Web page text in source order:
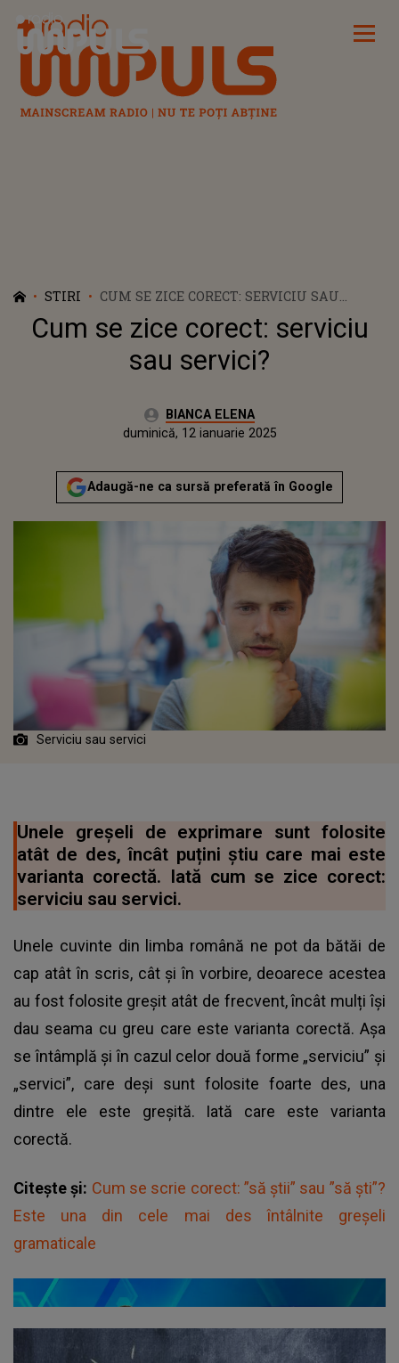
Radio Impuls
STIRI
CUM SE ZICE CORECT: SERVICIU SAU
SERVICI?
Cum se zice corect: serviciu
sau servici?
Autor:BIANCA ELENA
vineri, 12 ianuarie 2024Actualizat:
duminică, 12 ianuarie 2025
Adaugă-ne ca sursă preferată în Google
Serviciu sau servici
Unele greșeli de exprimare sunt folosite
atât de des, încât puțini știu care mai este
varianta corectă. Iată cum se zice corect:
serviciu sau servici.
Unele cuvinte din limba română ne pot da bătăi de
cap atât în scris, cât și în vorbire, deoarece acestea
au fost folosite greșit atât de frecvent, încât mulți își
dau seama cu greu care este varianta corectă. Așa
se întâmplă și în cazul celor două forme „serviciu” și
„servici”, care deși sunt folosite foarte des, una
dintre ele este greșită. Iată care este varianta
corectă.
Citește și: Cum se scrie corect: ”să știi” sau ”să ști”?
Este una din cele mai des întâlnite greșeli
gramaticale